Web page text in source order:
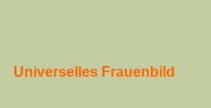
Universelles Frauenbild